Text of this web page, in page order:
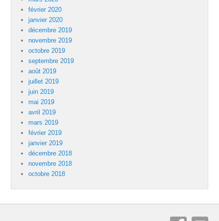
février 2020
janvier 2020
décembre 2019
novembre 2019
octobre 2019
septembre 2019
août 2019
juillet 2019
juin 2019
mai 2019
avril 2019
mars 2019
février 2019
janvier 2019
décembre 2018
novembre 2018
octobre 2018